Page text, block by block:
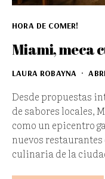
HORA DE COMER!
Miami, meca
LAURA ROBAYNA
Desde propuestas
de sabores locales,
como un epicentro
nuevos
culinaria de la